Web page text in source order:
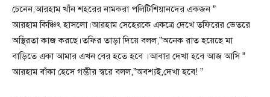
চেনেন,আরহাম খাঁন শহরের নামকরা পলিটিশিয়ানদের একজন ”
আরহাম কিঞ্চিৎ হাসলো।আরহাম সেহেরকে একত্রে দেখে তফিরের ভেতরে
অস্থিরতা কাজ করছে।তফির তাড়া দিয়ে বলল,”অনেক রাত হয়েছে মা
বাড়িতে একা আমার এখন বের হতে হবে ।আবার দেখা হবে আজ আসি ”
আরহাম বাঁকা হেসে গম্ভীর স্বরে বলল,”অবশ্যই,দেখা হবে! ”